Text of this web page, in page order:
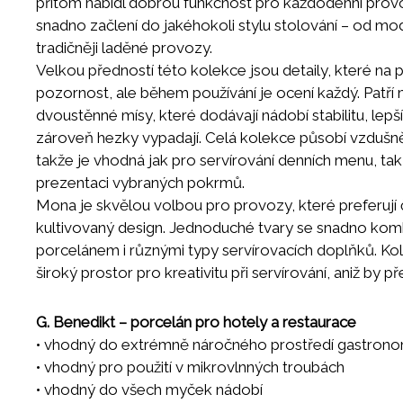
snadno začlení do jakéhokoli stylu stolování – od
tradičněji laděné provozy.
Velkou předností této kolekce jsou detaily, které na
pozornost, ale během používání je ocení každý. Patří
dvoustěnné mísy, které dodávají nádobí stabilitu,
zároveň hezky vypadají. Celá kolekce působí
takže je vhodná jak pro servírování denních menu,
prezentaci vybraných pokrmů.
Mona je skvělou volbou pro provozy, které preferují
kultivovaný design. Jednoduché tvary se snadno
porcelánem i růz­nými typy servírovacích doplňků.
široký prostor pro kreativitu při servírování, aniž by
G. Benedikt – porcelán pro hotely a restaurace
• vhodný do extrémně náročného prostředí
• vhodný pro použití v mikrovlnných troubách
• vhodný do všech myček nádobí